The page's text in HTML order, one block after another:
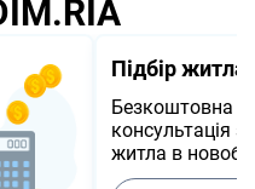
Підбір житла
Безкоштовна
консультація з
житла в